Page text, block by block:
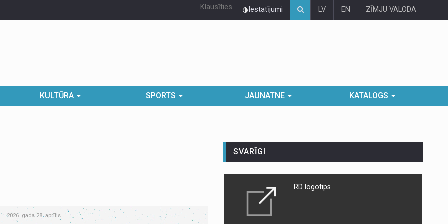
Klausīties Iestatījumi LV EN ZĪMJU VALODA
KULTŪRA SPORTS JAUNATNE KATALOGS
2026. gada 28. aprīlis
SVARĪGI
RD logotips